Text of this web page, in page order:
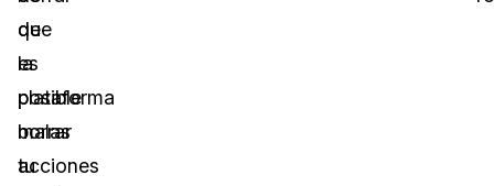
que
es
posible
borrar
tu
de
la
plataforma
malas
acciones